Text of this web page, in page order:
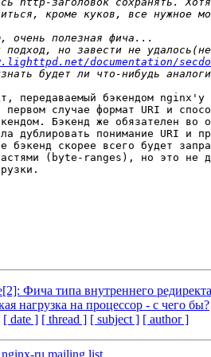
documentation/
передаваемый бэкендом nginx'у
случае формат URI и
Бэкенд же обязателен во
дублировать понимание URI и
бэкенд скорее всего будет
(byte-ranges), но это не
Фича типа внутреннего
нагрузка на процессор - с чего бы?
[ date ] [ thread ] [ subject ] [ author ]